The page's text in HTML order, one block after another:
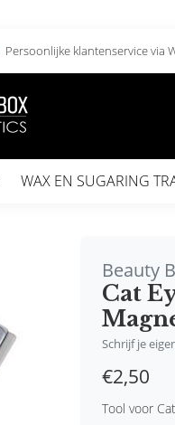
Persoonlijke klantenservice via
WAX EN SUGARING
Beauty
Cat
Schrijf je
€2,50
Tool voor